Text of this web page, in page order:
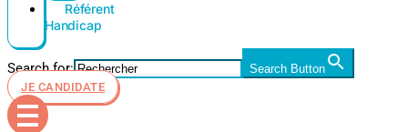
Référent
Handicap
Search for:
Search Button
JE CANDIDATE